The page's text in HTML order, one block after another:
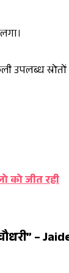
स्रोतों
को जीत रही
–